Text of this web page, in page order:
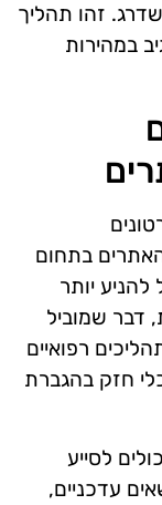
זהו תהליך
במהירות
בתחום
להניע יותר
דבר שמוביל
רפואיים
כלי חזק בהגברת
לסייע
עדכניים,